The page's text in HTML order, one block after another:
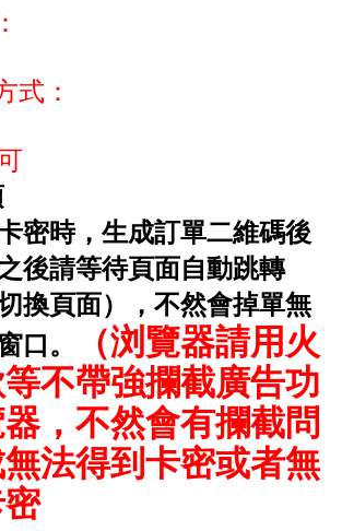
式：
密時，生成訂單二維碼後
後請等待頁面自動跳轉
換頁面），不然會掉單無
口。
（浏覽器請用火
不帶強攔截廣告功
，不然會有攔截問
法得到卡密或者無